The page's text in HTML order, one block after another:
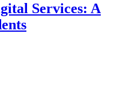
Services: A